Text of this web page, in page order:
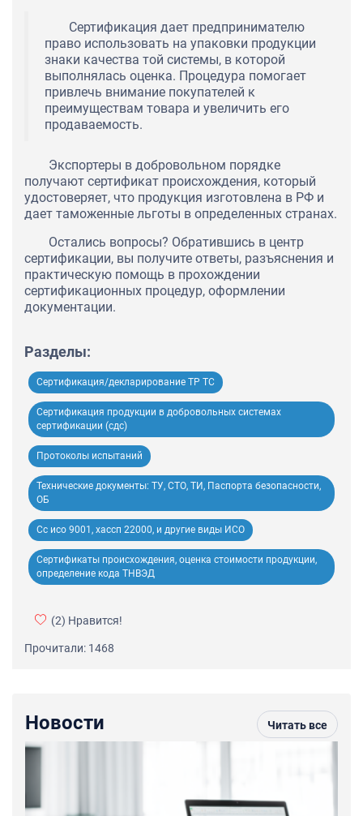
Сертификация дает предпринимателю
право использовать на упаковки продукции
знаки качества той системы, в которой
выполнялась оценка. Процедура помогает
привлечь внимание покупателей к
преимуществам товара и увеличить его
продаваемость.
Экспортеры в добровольном порядке
получают сертификат происхождения, который
удостоверяет, что продукция изготовлена в РФ и
дает таможенные льготы в определенных странах.
Остались вопросы? Обратившись в центр
сертификации, вы получите ответы, разъяснения и
практическую помощь в прохождении
сертификационных процедур, оформлении
документации.
Разделы:
Сертификация/декларирование ТР ТС
Сертификация продукции в добровольных системах
сертификации (сдс)
Протоколы испытаний
Технические документы: ТУ, СТО, ТИ, Паспорта безопасности,
ОБ
Сс исо 9001, хассп 22000, и другие виды ИСО
Сертификаты происхождения, оценка стоимости продукции,
определение кода ТНВЭД
(2) Нравится!
Прочитали: 1468
Новости Читать все